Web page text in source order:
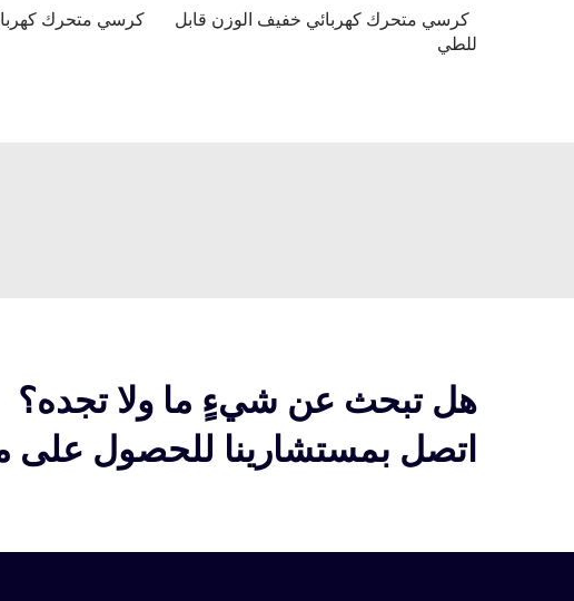
كرسي متحرك كهربائي خفيف الوزن قابل
للطي
كرسي متحرك
هل تبحث عن شيءٍ ما ولا تجده؟
اتصل بمستشارينا للحصول على